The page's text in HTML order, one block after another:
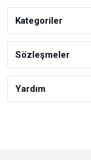
Kategoriler
Sözleşmeler
Yardım